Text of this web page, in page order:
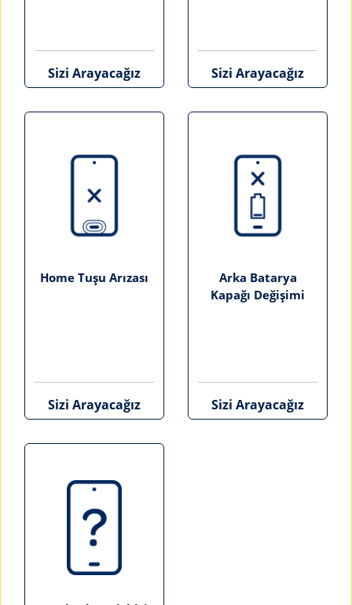
Sizi Arayacağız Sizi Arayacağız
Home Tuşu Arızası
Sizi Arayacağız
Arka Batarya
Kapağı Değişimi
Sizi Arayacağız